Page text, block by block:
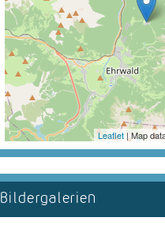
Leaflet | Map
Bildergalerien